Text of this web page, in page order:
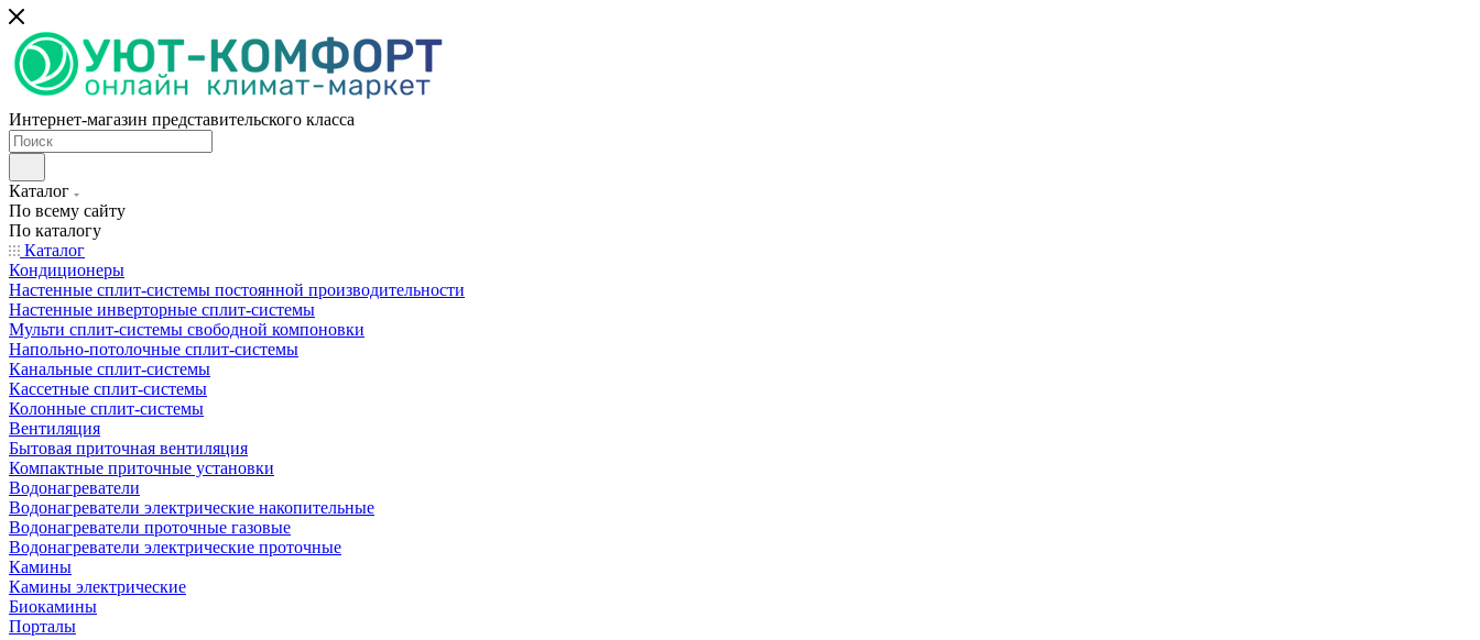
Интернет-магазин представительского класса
Каталог
По всему сайту
По каталогу
Каталог
Кондиционеры
Настенные сплит-системы постоянной производительности
Настенные инверторные сплит-системы
Мульти сплит-системы свободной компоновки
Напольно-потолочные сплит-системы
Канальные сплит-системы
Кассетные сплит-системы
Колонные сплит-системы
Вентиляция
Бытовая приточная вентиляция
Компактные приточные установки
Водонагреватели
Водонагреватели электрические накопительные
Водонагреватели проточные газовые
Водонагреватели электрические проточные
Камины
Камины электрические
Биокамины
Порталы